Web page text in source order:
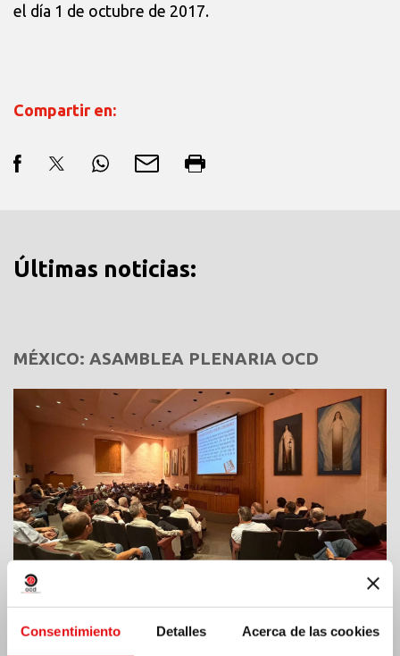
Consentimiento Detalles Acerca de las cookies
el día 1 de octubre de 2017.
Compartir en:
Últimas noticias:
MÉXICO: ASAMBLEA PLENARIA OCD